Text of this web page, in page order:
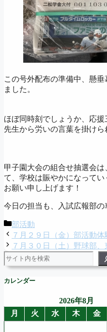
この号外配布の準備中、懸
ました。
ほぼ同時刻でしょうか、応
先生から労いの言葉を掛けら
甲子園大会の組合せ抽選会
て、学校は賑やかになって
お願い申し上げます！
今日の担当も、入試広報部の
カ
テ
ゴ
リ
ー
部活動
７月２９日（金）部活動
７月３０日（土）野球部、
検索
カレンダー
2026年8月
月
火 水 木 金